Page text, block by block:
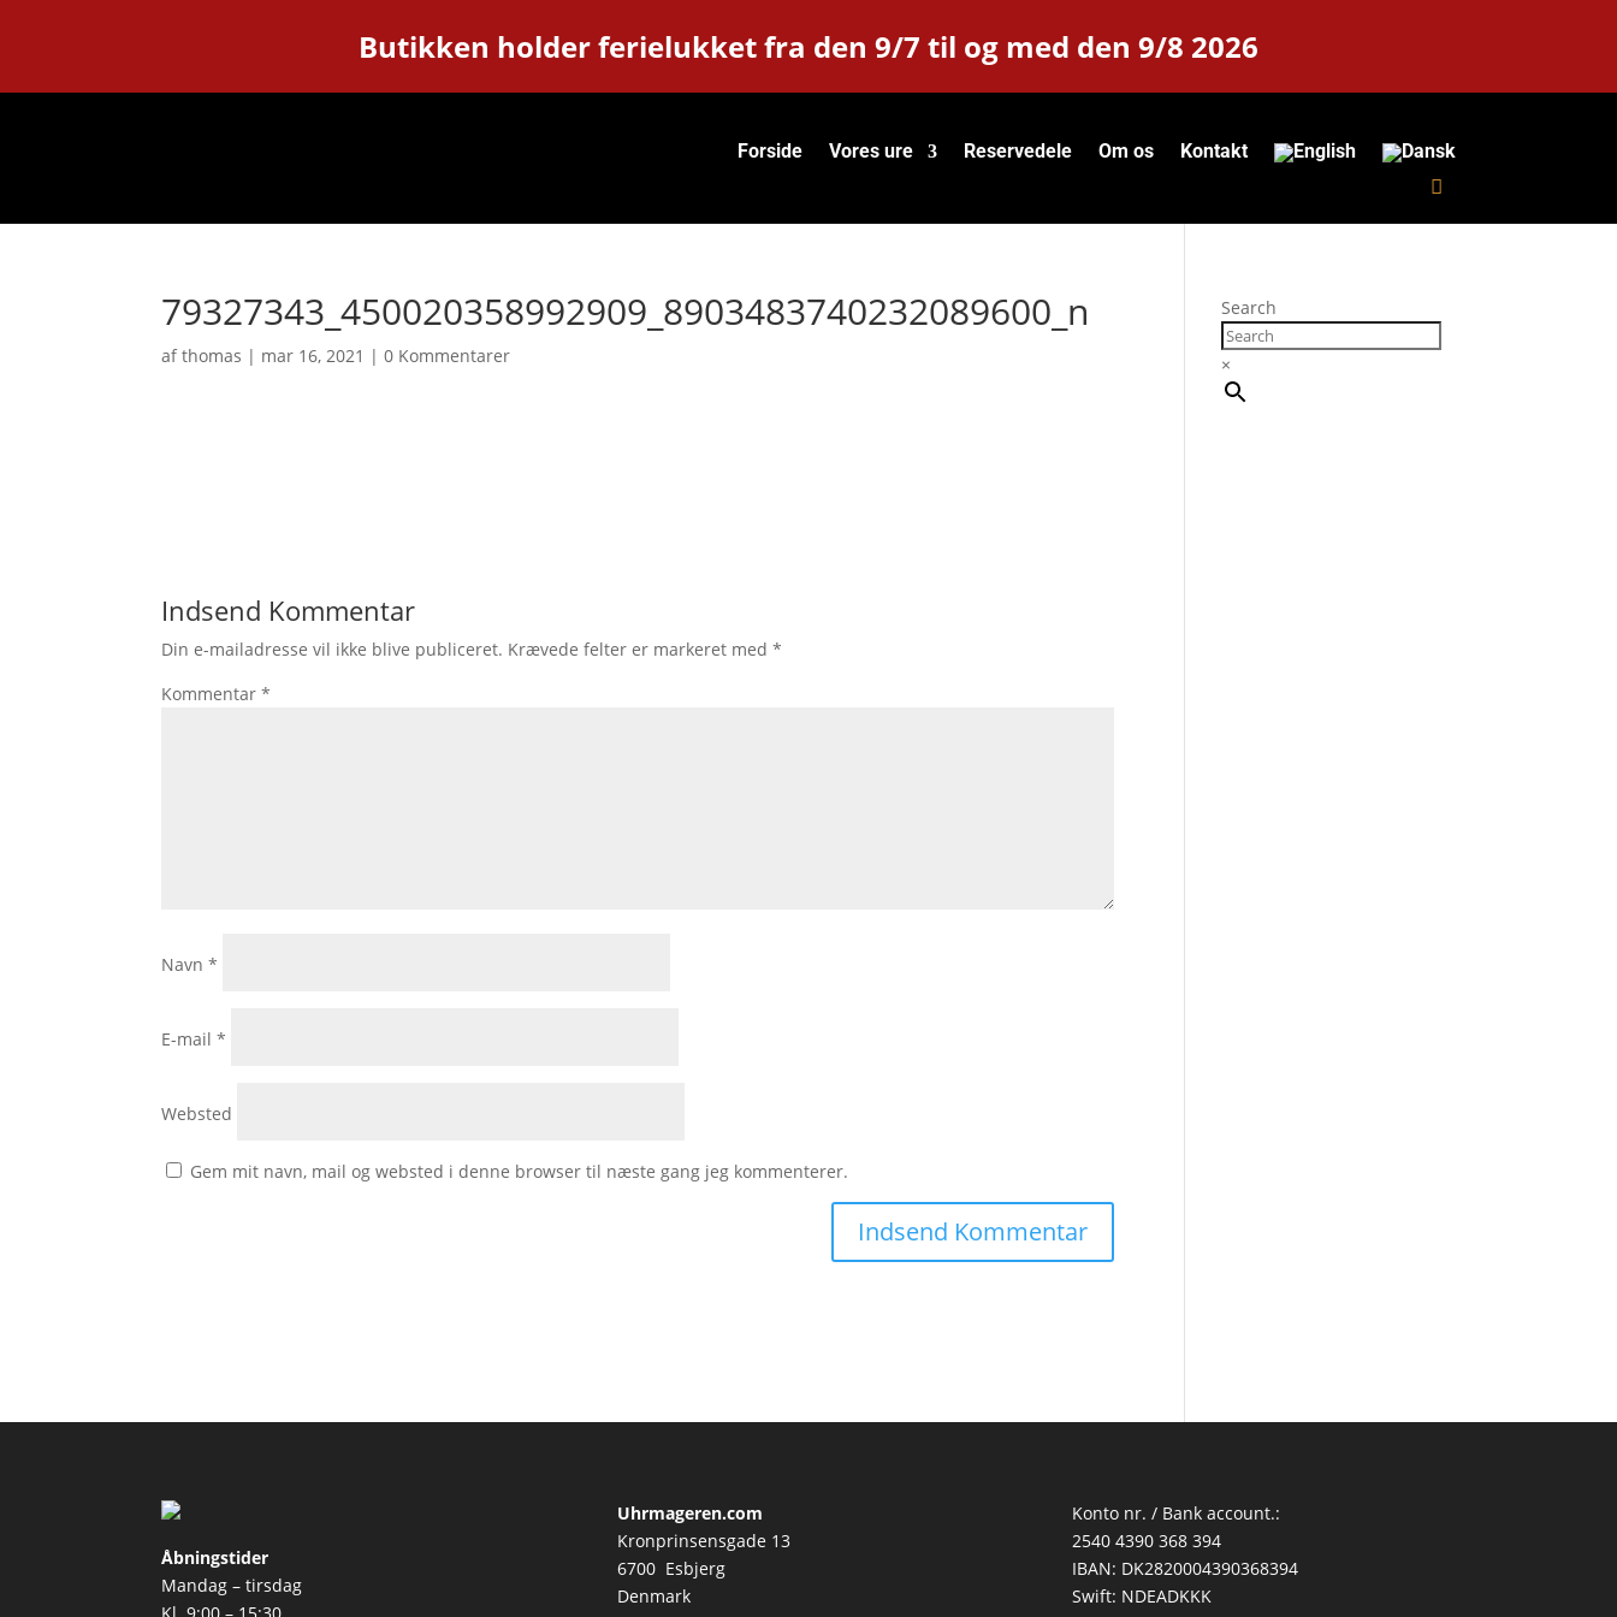
Butikken holder ferielukket fra den 9/7 til og med den 9/8 2026
Forside Vores ure Reservedele Om os Kontakt
79327343_450020358992909_8903483740232089600_n
afthomas | mar 16, 2021 |0 Kommentarer
Indsend Kommentar
Din e-mailadresse vil ikke blive publiceret. Krævede felter er markeret med*
Kommentar*
Navn*
E-mail*
Websted
Gem mit navn, mail og websted i denne browser til næste gang jeg kommenterer.
Search
×
Åbningstider
Mandag – tirsdag
Uhrmageren.com
Kronprinsensgade 13
6700 Esbjerg
Denmark
Konto nr. / Bank account.:
2540 4390 368 394
IBAN: DK2820004390368394
Swift: NDEADKKK